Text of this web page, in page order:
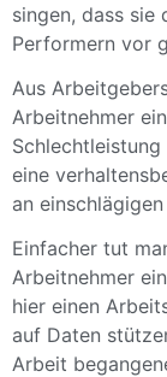
singen, dass
Performern vor
Aus
Arbeitnehmer
eine
an
Einfacher tut
Arbeitnehmer
hier einen
auf Daten
Arbeit